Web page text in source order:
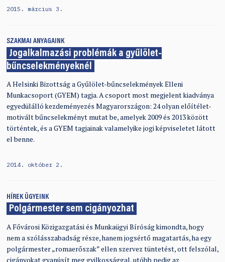
2015. március 3.
SZAKMAI ANYAGAINK
Jogalkalmazási problémák a gyűlölet-
bűncselekményeknél
A Helsinki Bizottság a Gyűlölet-bűncselekmények Elleni
Munkacsoport (GYEM) tagja. A csoport most megjelent kiadványa
egyedülálló kezdeményezés Magyarországon: 24 olyan előítélet-
motivált bűncselekményt mutat be, amelyek 2009 és 2013 között
történtek, és a GYEM tagjainak valamelyike jogi képviseletet látott
el benne.
2014. október 2.
HÍREK ÜGYEINK
Polgármester sem cigányozhat
A Fővárosi Közigazgatási és Munkaügyi Bíróság kimondta, hogy
nem a szólásszabadság része, hanem jogsértő magatartás, ha egy
polgármester „romaerőszak” ellen szervez tüntetést, ott felszólal,
cigányokat gyanúsít meg gyilkossággal, utóbb pedig az